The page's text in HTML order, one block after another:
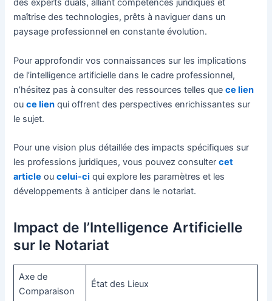
des experts duals, alliant compétences juridiques et
maîtrise des technologies, prêts à naviguer dans un
paysage professionnel en constante évolution.
Pour approfondir vos connaissances sur les implications
de l’intelligence artificielle dans le cadre professionnel,
n’hésitez pas à consulter des ressources telles quece lien
ouce lien qui offrent des perspectives enrichissantes sur
le sujet.
Pour une vision plus détaillée des impacts spécifiques sur
les professions juridiques, vous pouvez consultercet
article oucelui-ci qui explore les paramètres et les
développements à anticiper dans le notariat.
Impact de l’Intelligence Artificielle
sur le Notariat
Axe de
Comparaison
État des Lieux